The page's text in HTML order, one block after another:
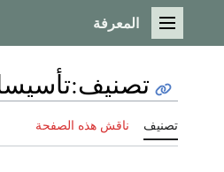
القائمة الرئيسية
المعرفة
تصنيف:تأسيسات
تصنيف ناقش هذه الصفحة